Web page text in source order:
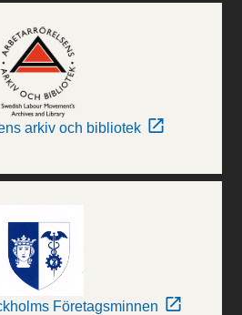
arkiv och bibliotek
Företagsminnen